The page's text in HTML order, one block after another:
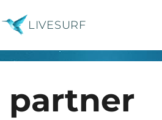
LIVESURF
partner